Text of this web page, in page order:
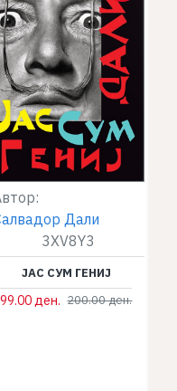
Дали
3XV8Y3
ЈАС СУМ ГЕНИЈ
99.00 ден. 200.00 ден.